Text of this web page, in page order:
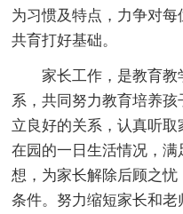
为习惯及特点，力争对
共育打好基础。
家长工作，是教育
系，共同努力教育培养
立良好的关系，认真听
在园的一日生活情况，
想，为家长解除后顾之
条件。努力缩短家长和老